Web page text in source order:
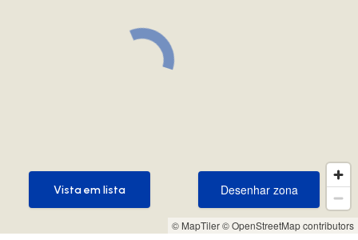
© MapTiler© OpenStreetMap contributors
Desenhar zona
Desenhar zona
Vista em lista
Vista em lista